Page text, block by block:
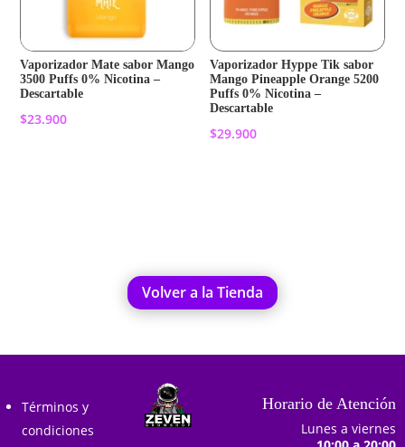
Vaporizador Mate sabor Mango
3500 Puffs 0% Nicotina –
Descartable
$23.900
Vaporizador Hyppe Tik sabor
Mango Pineapple Orange 5200
Puffs 0% Nicotina –
Descartable
$29.900
Volver a la Tienda
Términos y
condiciones
Horario de Atención
Lunes a viernes